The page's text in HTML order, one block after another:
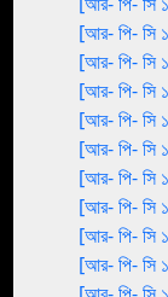
[আর- পি- সি
[আর- পি- সি
[আর- পি- সি
[আর- পি- সি
[আর- পি- সি
[আর- পি- সি
[আর- পি- সি
[আর- পি- সি
[আর- পি- সি